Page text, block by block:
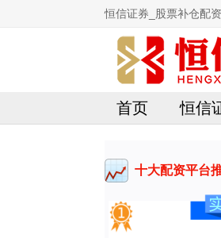
恒信证券_股票补仓配
首页 恒信
十大配资平台